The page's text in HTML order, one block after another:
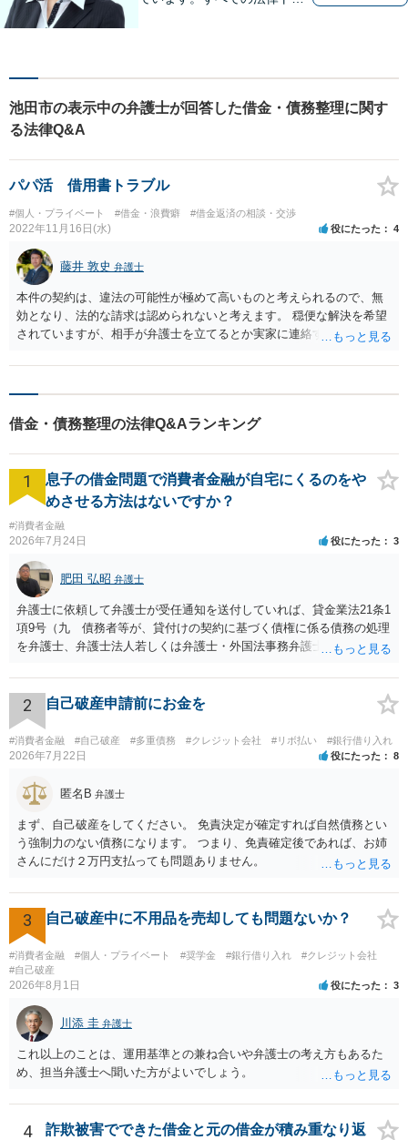
様と信頼関係を築いて紛争解
決し、解決後の人生を幸せに
過ごして頂きたいと願いを込
池田市の表示中の弁護士が回答した借金・債務整理に関す
る法律Q&A
パパ活 借用書トラブル
#個人・プライベート #借金・浪費癖 #借金返済の相談・交渉
2022年11月16日(水) 役にたった 4
藤井 敦史 弁護士
本件の契約は、違法の可能性が極めて高いものと考えられるので、無
効となり、法的な請求は認められないと考えます。 穏便な解決を希望
されていますが、相手が弁護士を立てるとか実家に連絡するなど言っ
早めに警察に相談されるか、不安であれば近くの弁護士に相談される
借金・債務整理の法律Q&Aランキング
1
息子の借金問題で消費者金融が自宅にくるのをや
めさせる方法はないですか？
#消費者金融
2026年7月24日 役にたった 3
肥田 弘昭 弁護士
弁護士に依頼して弁護士が受任通知を送付していれば、貸金業法21条1
項9号（九 債務者等が、貸付けの契約に基づく債権に係る債務の処理
を弁護士、弁護士法人若しくは弁護士・外国法事務弁護士共同法人若
等」という。）に委託し、又はその処理のため必要な裁判所における
民事事件に関する手続をとり、弁護士等又は裁判所から書面によりそ
の旨の通知があつた場合において、正当な理由がないのに、債務者等
に対し、電話をかけ、電報を送達し、若しくはファクシミリ装置を用
いて送信し、又は訪問する方法により、当該債務を弁済することを要
かわらず、更にこれらの方法で当該債務を弁済することを要求するこ
と。）に違反しています。監督官庁に行政処分を求める、裁判所に仮
処分申請、不退去罪が成立すれば警察に通報などの対応が考えられま
す。ご参考にしてください。
2 自己破産申請前にお金を
#消費者金融 #自己破産 #多重債務 #クレジット会社 #リボ払い #銀行借り入れ
2026年7月22日 役にたった 8
匿名B 弁護士
まず、自己破産をしてください。 免責決定が確定すれば自然債務とい
う強制力のない債務になります。 つまり、免責確定後であれば、お姉
さんにだけ２万円支払っても問題ありません。
3 自己破産中に不用品を売却しても問題ないか？
#消費者金融 #個人・プライベート #奨学金 #銀行借り入れ
#クレジット会社
#自己破産
2026年8月1日 役にたった 3
川添 圭 弁護士
これ以上のことは、運用基準との兼ね合いや弁護士の考え方もあるた
め、担当弁護士へ聞いた方がよいでしょう。
4
詐欺被害でできた借金と元の借金が積み重なり返